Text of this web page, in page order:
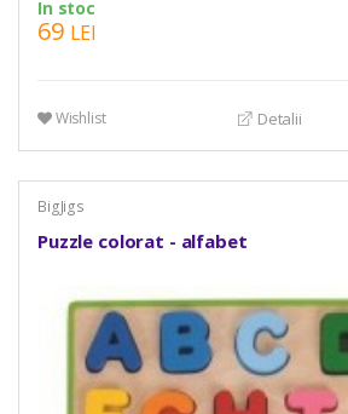
In stoc
69 LEI
Wishlist Detalii
BigJigs
Puzzle colorat - alfabet